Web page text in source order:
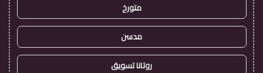
متورخ
مدسن
روتانا تسويق